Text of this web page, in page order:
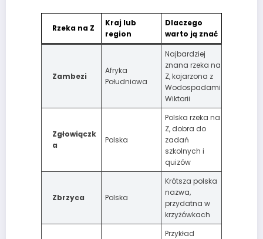
Rzeka na Z
Kraj lub
region
Dlaczego
warto ją znać
Zambezi
Afryka
Południowa
Najbardziej
znana rzeka na
Z, kojarzona z
Wodospadami
Wiktorii
Zgłowiączk
a
Polska
Polska rzeka na
Z, dobra do
zadań
szkolnych i
quizów
Zbrzyca Polska
Krótsza polska
nazwa,
przydatna w
krzyżówkach
Przykład